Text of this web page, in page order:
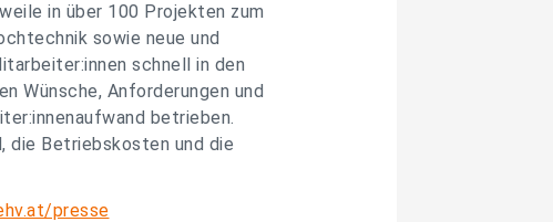
in über 100 Projekten zum
sowie neue und
schnell in den
Wünsche, Anforderungen und
betrieben.
die Betriebskosten und die
presse